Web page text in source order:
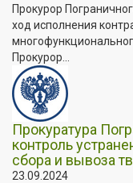
Прокурор
ход исполнения
Прокурор...
Прокуратура
контроль
сбора и вывоза
23.09.2024